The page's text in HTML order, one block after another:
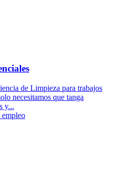
de Limpieza para trabajos
necesitamos que tanga
y...
empleo